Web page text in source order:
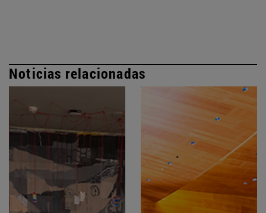
Noticias relacionadas